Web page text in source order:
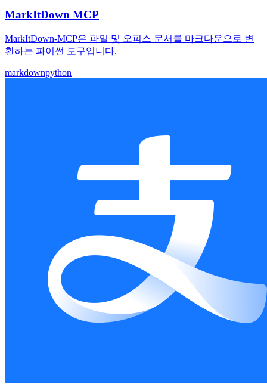
MarkItDown MCP
MarkItDown-MCP은 파일 및 오피스 문서를 마크다운으로 변
환하는 파이썬 도구입니다.
markdownpython